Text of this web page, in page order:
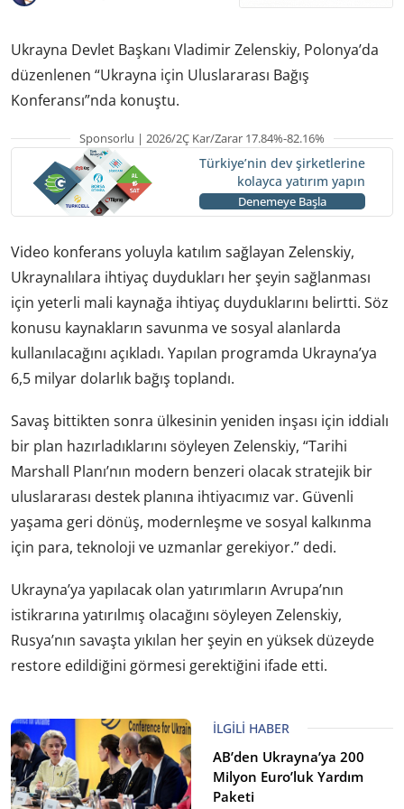
Ukrayna Devlet Başkanı Vladimir Zelenskiy, Polonya’da
düzenlenen “Ukrayna için Uluslararası Bağış
Konferansı”nda konuştu.
Sponsorlu | 2026/2Ç Kar/Zarar 17.84%-82.16%
Türkiye’nin dev şirketlerine
kolayca yatırım yapın
Denemeye Başla
Video konferans yoluyla katılım sağlayan Zelenskiy,
Ukraynalılara ihtiyaç duydukları her şeyin sağlanması
için yeterli mali kaynağa ihtiyaç duyduklarını belirtti. Söz
konusu kaynakların savunma ve sosyal alanlarda
kullanılacağını açıkladı. Yapılan programda Ukrayna’ya
6,5 milyar dolarlık bağış toplandı.
Savaş bittikten sonra ülkesinin yeniden inşası için iddialı
bir plan hazırladıklarını söyleyen Zelenskiy, “Tarihi
Marshall Planı’nın modern benzeri olacak stratejik bir
uluslararası destek planına ihtiyacımız var. Güvenli
yaşama geri dönüş, modernleşme ve sosyal kalkınma
için para, teknoloji ve uzmanlar gerekiyor.” dedi.
Ukrayna’ya yapılacak olan yatırımların Avrupa’nın
istikrarına yatırılmış olacağını söyleyen Zelenskiy,
Rusya’nın savaşta yıkılan her şeyin en yüksek düzeyde
restore edildiğini görmesi gerektiğini ifade etti.
İLGILI HABER
AB’den Ukrayna’ya 200
Milyon Euro’luk Yardım
Paketi